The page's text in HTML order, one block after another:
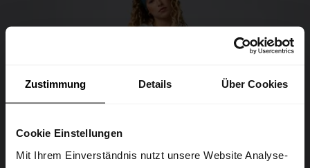
Zustimmung Details Über Cookies
Cookie Einstellungen
Mit Ihrem Einverständnis nutzt unsere Website Analyse-